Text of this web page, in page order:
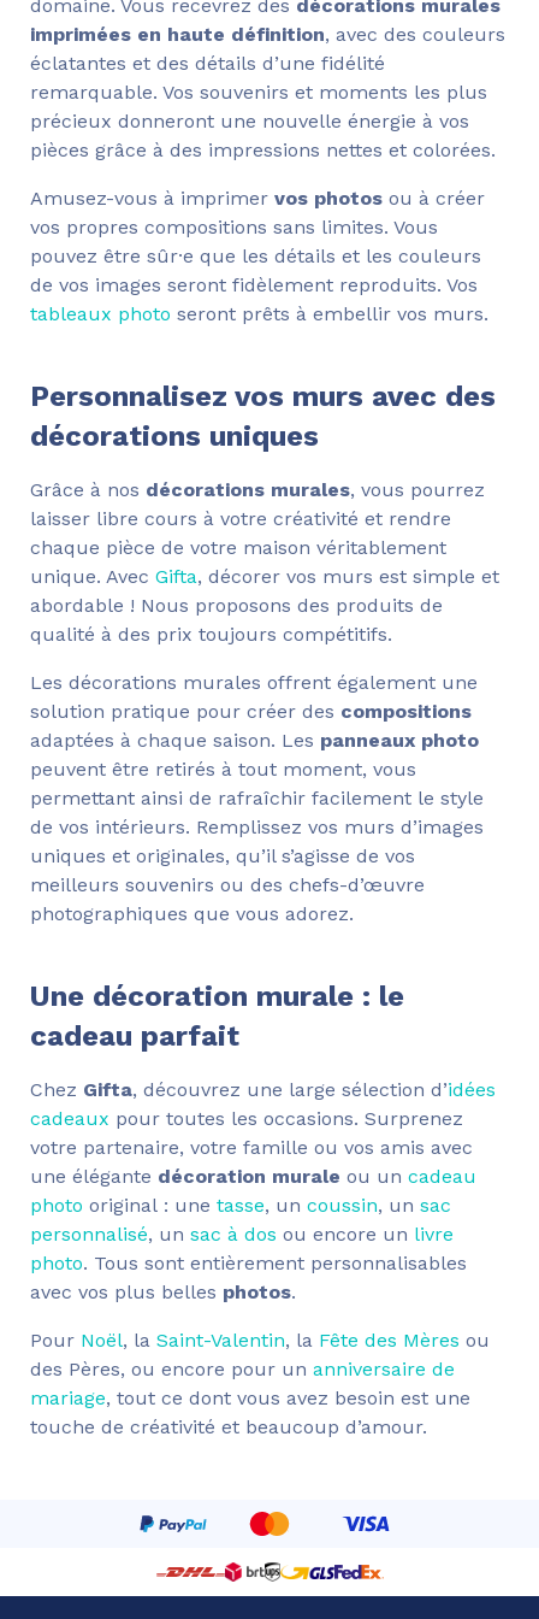
domaine. Vous recevrez des décorations murales
imprimées en haute définition, avec des couleurs
éclatantes et des détails d’une fidélité
remarquable. Vos souvenirs et moments les plus
précieux donneront une nouvelle énergie à vos
pièces grâce à des impressions nettes et colorées.
Amusez-vous à imprimer vos photos ou à créer
vos propres compositions sans limites. Vous
pouvez être sûr·e que les détails et les couleurs
de vos images seront fidèlement reproduits. Vos
tableaux photo seront prêts à embellir vos murs.
Personnalisez vos murs avec des
décorations uniques
Grâce à nos décorations murales, vous pourrez
laisser libre cours à votre créativité et rendre
chaque pièce de votre maison véritablement
unique. Avec Gifta, décorer vos murs est simple et
abordable ! Nous proposons des produits de
qualité à des prix toujours compétitifs.
Les décorations murales offrent également une
solution pratique pour créer des compositions
adaptées à chaque saison. Les panneaux photo
peuvent être retirés à tout moment, vous
permettant ainsi de rafraîchir facilement le style
de vos intérieurs. Remplissez vos murs d’images
uniques et originales, qu’il s’agisse de vos
meilleurs souvenirs ou des chefs-d’œuvre
photographiques que vous adorez.
Une décoration murale : le
cadeau parfait
Chez Gifta, découvrez une large sélection d’idées
cadeaux pour toutes les occasions. Surprenez
votre partenaire, votre famille ou vos amis avec
une élégante décoration murale ou un cadeau
photo original : une tasse, un coussin, un sac
personnalisé, un sac à dos ou encore un livre
photo. Tous sont entièrement personnalisables
avec vos plus belles photos.
Pour Noël, la Saint-Valentin, la Fête des Mères ou
des Pères, ou encore pour un anniversaire de
mariage, tout ce dont vous avez besoin est une
touche de créativité et beaucoup d’amour.